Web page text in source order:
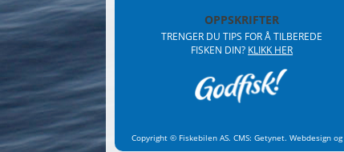
OPPSKRIFTER
TRENGER DU TIPS FOR Å TILBEREDE
FISKEN DIN? KLIKK HER
Copyright © Fiskebilen AS. CMS: Getynet. Webdesignog